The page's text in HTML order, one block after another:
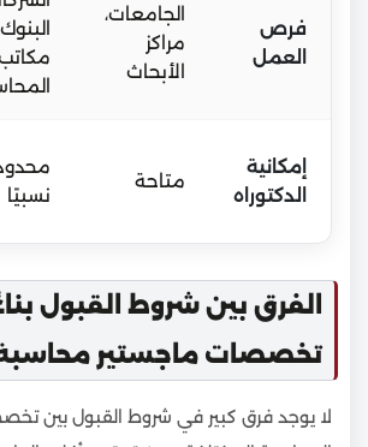
فرص
العمل
الجامعات،
مراكز
الأبحاث
إمكانية
الدكتوراه
متاحة
نسبيًا
الفرق بين شروط القبول
تخصصات ماجستير محاسبة
لا يوجد فرق كبير في شروط القبول بين